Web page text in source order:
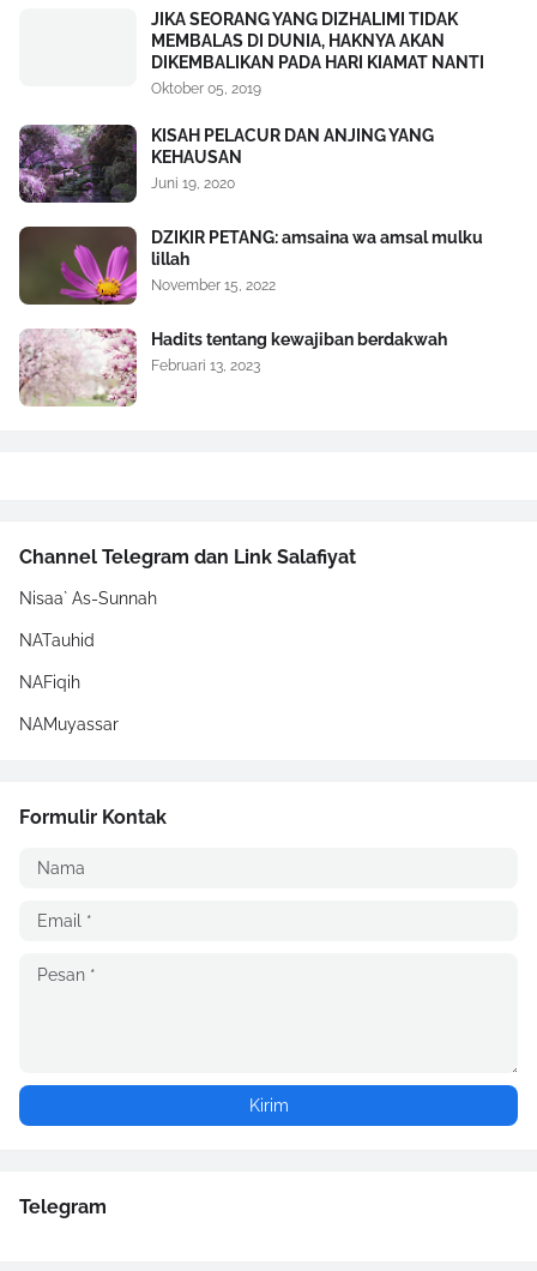
JIKA SEORANG YANG DIZHALIMI TIDAK
MEMBALAS DI DUNIA, HAKNYA AKAN
DIKEMBALIKAN PADA HARI KIAMAT NANTI
Oktober 05, 2019
KISAH PELACUR DAN ANJING YANG
KEHAUSAN
Juni 19, 2020
DZIKIR PETANG: amsaina wa amsal mulku
lillah
November 15, 2022
Hadits tentang kewajiban berdakwah
Februari 13, 2023
Channel Telegram dan Link Salafiyat
Nisaa` As-Sunnah
NATauhid
NAFiqih
NAMuyassar
Formulir Kontak
Telegram